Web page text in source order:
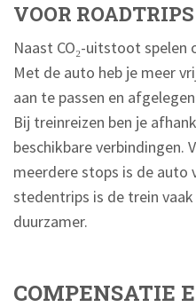
VOOR ROADTRIPS
Naast CO₂-uitstoot
Met de auto heb je meer
aan te passen en
Bij treinreizen ben je
beschikbare verbindingen.
meerdere stops is de auto
stedentrips is de trein
duurzamer.
COMPENSATIE